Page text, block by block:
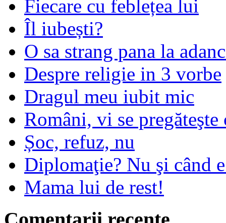
Fiecare cu feblețea lui
Îl iubești?
O sa strang pana la
Despre religie in 3 vorbe
Dragul meu iubit mic
Români, vi se pregăteşte
Șoc, refuz, nu
Diplomaţie? Nu şi când
Mama lui de rest!